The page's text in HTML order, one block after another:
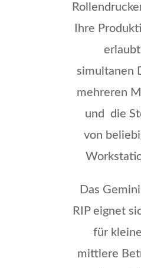
Ihre
simultanen
mehreren
und die
von
Das
RIP eignet
für
mittlere